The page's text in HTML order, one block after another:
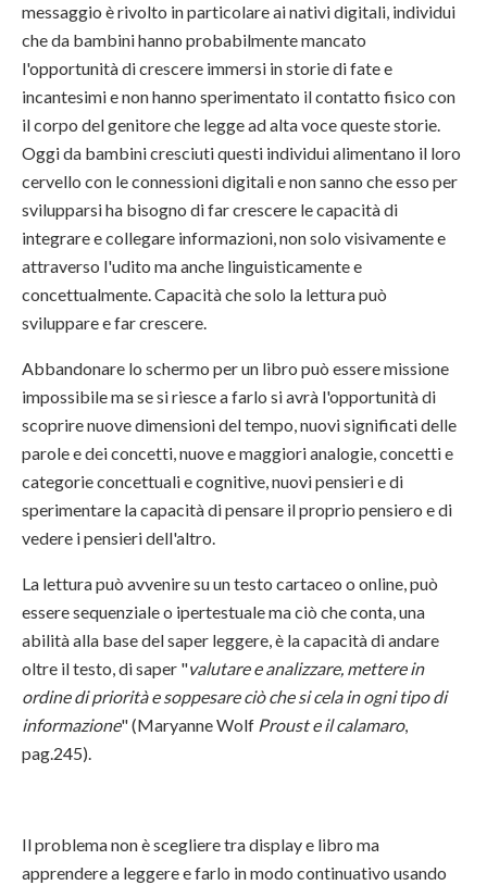
messaggio è rivolto in particolare ai nativi digitali, individui
che da bambini hanno probabilmente mancato
l'opportunità di crescere immersi in storie di fate e
incantesimi e non hanno sperimentato il contatto fisico con
il corpo del genitore che legge ad alta voce queste storie.
Oggi da bambini cresciuti questi individui alimentano il loro
cervello con le connessioni digitali e non sanno che esso per
svilupparsi ha bisogno di far crescere le capacità di
integrare e collegare informazioni, non solo visivamente e
attraverso l'udito ma anche linguisticamente e
concettualmente. Capacità che solo la lettura può
sviluppare e far crescere.
Abbandonare lo schermo per un libro può essere missione
impossibile ma se si riesce a farlo si avrà l'opportunità di
scoprire nuove dimensioni del tempo, nuovi significati delle
parole e dei concetti, nuove e maggiori analogie, concetti e
categorie concettuali e cognitive, nuovi pensieri e di
sperimentare la capacità di pensare il proprio pensiero e di
vedere i pensieri dell'altro.
La lettura può avvenire su un testo cartaceo o online, può
essere sequenziale o ipertestuale ma ciò che conta, una
abilità alla base del saper leggere, è la capacità di andare
oltre il testo, di saper "valutare e analizzare, mettere in
ordine di priorità e soppesare ciò che si cela in ogni tipo di
informazione" (Maryanne Wolf Proust e il calamaro,
pag.245).
Il problema non è scegliere tra display e libro ma
apprendere a leggere e farlo in modo continuativo usando